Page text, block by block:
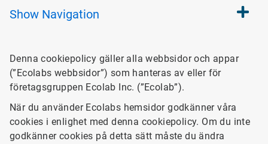
Show Navigation
Denna cookiepolicy gäller alla webbsidor och appar
(”Ecolabs webbsidor”) som hanteras av eller för
företagsgruppen Ecolab Inc. (”Ecolab”).
När du använder Ecolabs hemsidor godkänner våra
cookies i enlighet med denna cookiepolicy. Om du inte
godkänner cookies på detta sätt måste du ändra